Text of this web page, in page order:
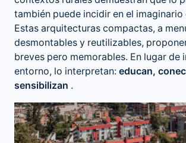
también puede incidir en el
Estas arquitecturas compactas, a
desmontables y reutilizables,
breves pero memorables. En lugar de
entorno, lo interpretan: educan,
sensibilizan .